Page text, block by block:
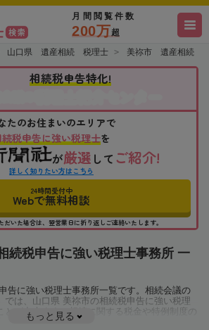
月間閲覧件数
200万超
山口県 遺産相続 税理士 美祢市 遺産相続
相続税申告特化!
たのお住まいのエリアで
税申告に強い税理士を
が厳選 して ご紹介!
詳しく知りたい方はこちら
24時間受付中
Webで無料相談
いた場合は、翌営業日に折り返しご連絡いたします。
続税申告に強い税理士事務所 一
告に強い税理士事務所一覧です。相続会議の
では、山口県 美祢市の相続税申告に強い税理
とが出来ます。相続に関する税金や特例制度の
に相談してみましょう。
もっと見る